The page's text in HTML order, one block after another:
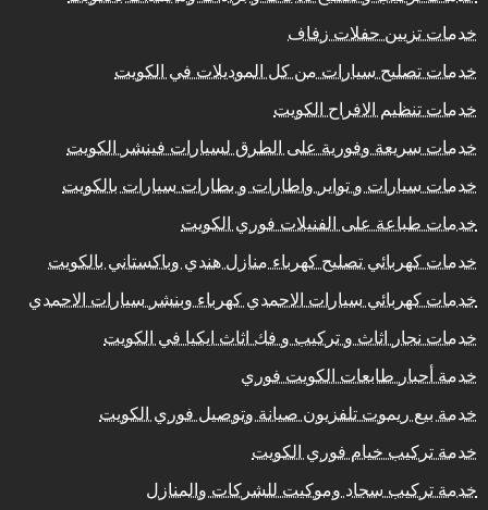
خدمات تزيين حفلات زفاف
خدمات تصليح سيارات من كل الموديلات في الكويت
خدمات تنظيم الافراح الكويت
خدمات سريعة وفورية على الطرق لسيارات فينشر الكويت
خدمات سيارات و تواير واطارات و بطارات سيارات بالكويت
خدمات طباعة على الفنيلات فوري الكويت
خدمات كهربائي تصليح كهرباء منازل هندي وباكستاني بالكويت
خدمات كهربائي سيارات الاحمدي كهرباء وبنشر سيارات الاحمدي
خدمات نجار اثاث و تركيب و فك اثاث ايكيا في الكويت
خدمة أحبار طابعات الكويت فوري
خدمة بيع ريموت تلفزيون صيانة وتوصيل فوري الكويت
خدمة تركيب خيام فوري الكويت
خدمة تركيب سجاد وموكيت للشركات والمنازل